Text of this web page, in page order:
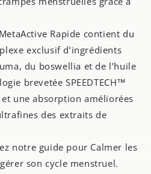
Rapide contient du
exclusif d’ingrédients
du boswellia et de l’huile
brevetée SPEEDTECH™
une absorption améliorées
des extraits de
notre guide pour Calmer les
son cycle menstruel.